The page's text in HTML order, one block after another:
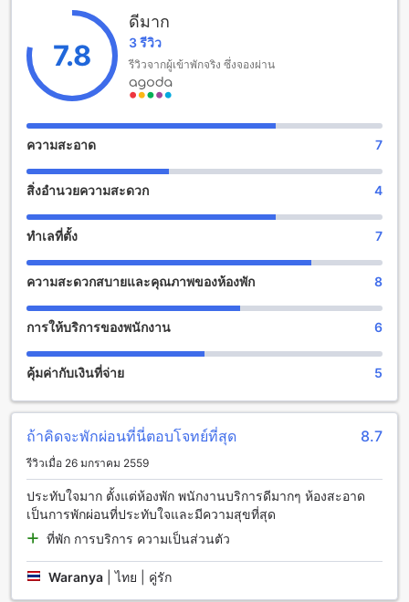
คุณจะได้รับบริการที่มีคุณภาพและสิ่งอำนวยความสะดวกที่ทัน
สมัยและทันสมัย นอกจากนี้ โรงแรมยินดีต้อนรับเด็กอายุ 2-3 ปีให้
พักฟรี โดยไม่มีค่าใช้จ่ายเพิ่มเติม
สนุกสนานกับสิ่งอำนวยความสะดวกในภลูเมเรีย วิลลา แอนด์
ไฮด์อเวย์
ระหว่างการเข้าพักของคุณ สนุกไปกับสระว่ายน้ำที่ห้องพัก ที่นี่มี
สระว่ายน้ำใหญ่ที่สามารถเพลิดเพลินไปกับน้ำในขณะที่ชมวิวที่
แบดมินตัน และสนามกอล์ฟขนาด 18 หลุมที่คุณสามารถเล่นกีฬา
เพลิดเพลินกับครอบครัวหรือเพื่อนฝูง คุณยังสามารถใช้สิ่งอำนวย
ความสะดวกอื่น ๆ เช่น ห้องสมุด ห้องเกม และสนามเด็กเล่นได้อีก
ภลูเมเรีย วิลลา แอนด์ ไฮด์อเวย์ เป็นโรงแรมที่มีความสะดวก
บริการห้องพัก โดยมีบริการห้องอาหารในห้องที่สามารถให้บริการ
อาหารได้ถึงห้องพักของผู้เข้าพัก นอกจากนี้ยังมีบริการ Wi-Fi ใน
พื้นที่สาธารณะเพื่อให้ผู้เข้าพักสามารถเชื่อมต่ออินเทอร์เน็ตได้
อย่างสะดวกสบาย
สิ่งอำนวยความสะดวกในห้องพักที่ภลูเมเรีย วิลลา แอนด์ ไฮด์อเวย์
ภลูเมเรีย วิลลา แอนด์ ไฮด์อเวย์ มีสิ่งอำนวยความสะดวกที่ห้องพัก
ห้องมีเครื่องปรับอากาศเพื่อให้คุณสามารถควบคุมอุณหภูมิในห้อง
7.8
ดีมาก
3 รีวิว
รีวิวจากผู้เข้าพักจริง ซึ่งจองผ่าน
ความสะอาด 7
สิ่งอำนวยความสะดวก 4
ทำเลที่ตั้ง 7
ความสะดวกสบายและคุณภาพของห้องพัก 8
การให้บริการของพนักงาน 6
คุ้มค่ากับเงินที่จ่าย 5
ถ้าคิดจะพักผ่อนที่นี่ตอบโจทย์ที่สุด 8.7
รีวิวเมื่อ 26 มกราคม 2559
ประทับใจมาก ตั้งแต่ห้องพัก พนักงานบริการดีมากๆ ห้องสะอาด
เป็นการพักผ่อนที่ประทับใจและมีความสุขที่สุด
ที่พัก การบริการ ความเป็นส่วนตัว
Waranya |ไทย | คู่รัก